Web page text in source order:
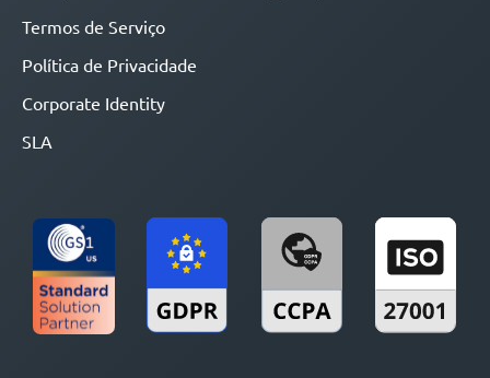
Termos de Serviço
Política de Privacidade
Corporate Identity
SLA